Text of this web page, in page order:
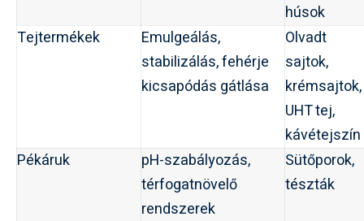
húsok
Tejtermékek
Emulgeálás,
stabilizálás, fehérje
kicsapódás gátlása
Olvadt
sajtok,
krémsajtok,
UHT tej,
kávétejszín
Pékáruk
pH-szabályozás,
térfogatnövelő
rendszerek
Sütőporok,
tészták